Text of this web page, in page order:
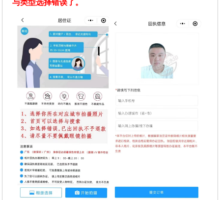
与类型选择错误了。